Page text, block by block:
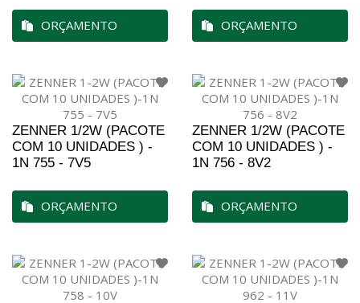
ORÇAMENTO ORÇAMENTO
ZENNER 1/2W (PACOTE
COM 10 UNIDADES ) -
1N 755 - 7V5
ORÇAMENTO
ZENNER 1/2W (PACOTE
COM 10 UNIDADES ) -
1N 756 - 8V2
ORÇAMENTO